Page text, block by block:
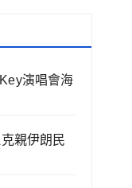
演唱會海
親伊朗民